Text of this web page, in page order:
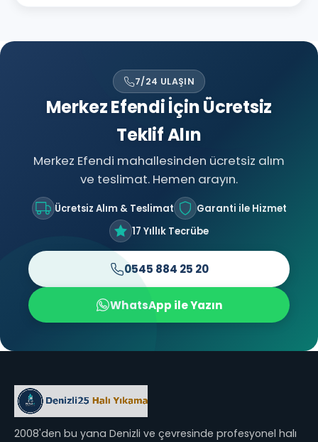
7/24 ULAŞIN
Merkez Efendi İçin Ücretsiz
Teklif Alın
Merkez Efendi mahallesinden ücretsiz alım
ve teslimat. Hemen arayın.
Ücretsiz Alım & Teslimat
Garanti ile Hizmet
17 Yıllık Tecrübe
0545 884 25 20
WhatsApp ile Yazın
2008'den bu yana Denizli ve çevresinde profesyonel halı